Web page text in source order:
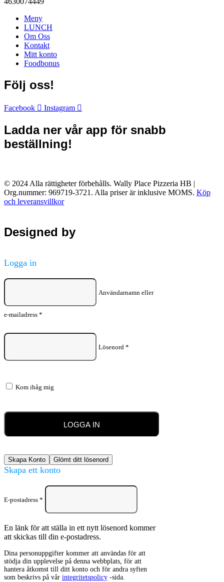
Meny
LUNCH
Om Oss
Kontakt
Mitt konto
Foodbonus
Följ oss!
Facebook Instagram
Ladda ner vår app för snabb
beställning!
© 2024 Alla rättigheter förbehålls. Wally Place Pizzeria HB |
Org.nummer: 969719-3721. Alla priser är inklusive MOMS. Köp
och leveransvillkor
Designed by
Logga in
Användarnamn eller
e-mailadress *
Lösenord *
Kom ihåg mig
LOGGA IN
Skapa Konto Glömt ditt lösenord
Skapa ett konto
E-postadress *
En länk för att ställa in ett nytt lösenord kommer
att skickas till din e-postadress.
Dina personuppgifter kommer att användas för att
stödja din upplevelse på denna webbplats, för att
hantera åtkomst till ditt konto och för andra syften
som beskrivs på vår integritetspolicy -sida.